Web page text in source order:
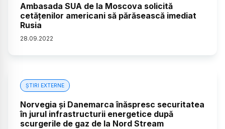
Ambasada SUA de la Moscova solicită
cetățenilor americani să părăsească imediat
Rusia
28.09.2022
ȘTIRI EXTERNE
Norvegia și Danemarca înăspresc securitatea
în jurul infrastructurii energetice după
scurgerile de gaz de la Nord Stream